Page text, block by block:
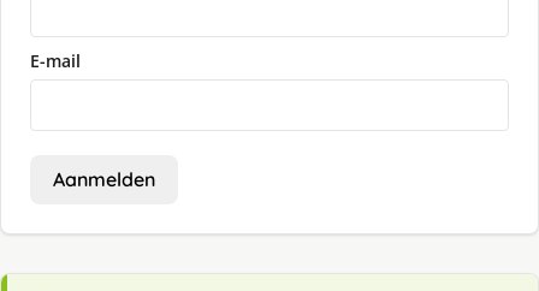
E-mail
Aanmelden